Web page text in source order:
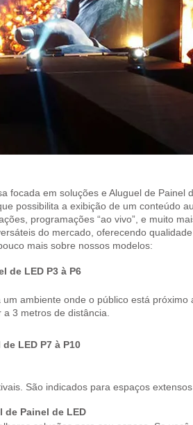
focada em soluções e Aluguel de Painel
possibilita a exibição de um conteúdo
programações “ao vivo”, e muito
do mercado, oferecendo
mais sobre nossos modelos:
de LED P3 à P6
ambiente onde o público está próximo
a 3 metros de distância.
de LED P7 à P10
São indicados para espaços
de Painel de LED